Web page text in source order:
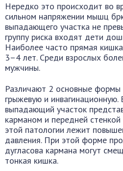
Нередко это происходит во
сильном напряжении мышц
выпадающего участка не
группу риска входят дети
Наиболее часто прямая
3–4 лет. Среди взрослых
мужчины.
Различают 2 основные формы
грыжевую и инвагинационную.
выпадающий участок
карманом и передней
этой патологии лежит
давления. При этой форме
дугласова кармана могут
тонкая кишка.